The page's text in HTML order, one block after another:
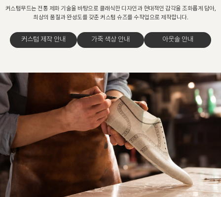
커스텀무드는 전통 제화 기술을 바탕으로 클래식한 디자인과 현대적인 감각을 조화롭게 담아,
최상의 품질과 완성도를 갖춘 커스텀 슈즈를 수작업으로 제작합니다.
커스텀 제작 안내 가죽 색상 안내 아웃솔 안내